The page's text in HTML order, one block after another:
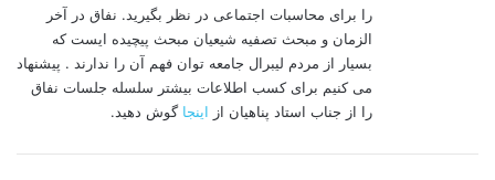
را برای محاسبات اجتماعی در نظر بگیرید. نفاق در آخر
الزمان و مبحث تصفیه شیعیان مبحث پیچیده ایست که
بسیار از مردم لیبرال جامعه توان فهم آن را ندارند . پیشنهاد
می کنیم برای کسب اطلاعات بیشتر سلسله جلسات نفاق
را از جناب استاد پناهیان از اینجا گوش دهید.